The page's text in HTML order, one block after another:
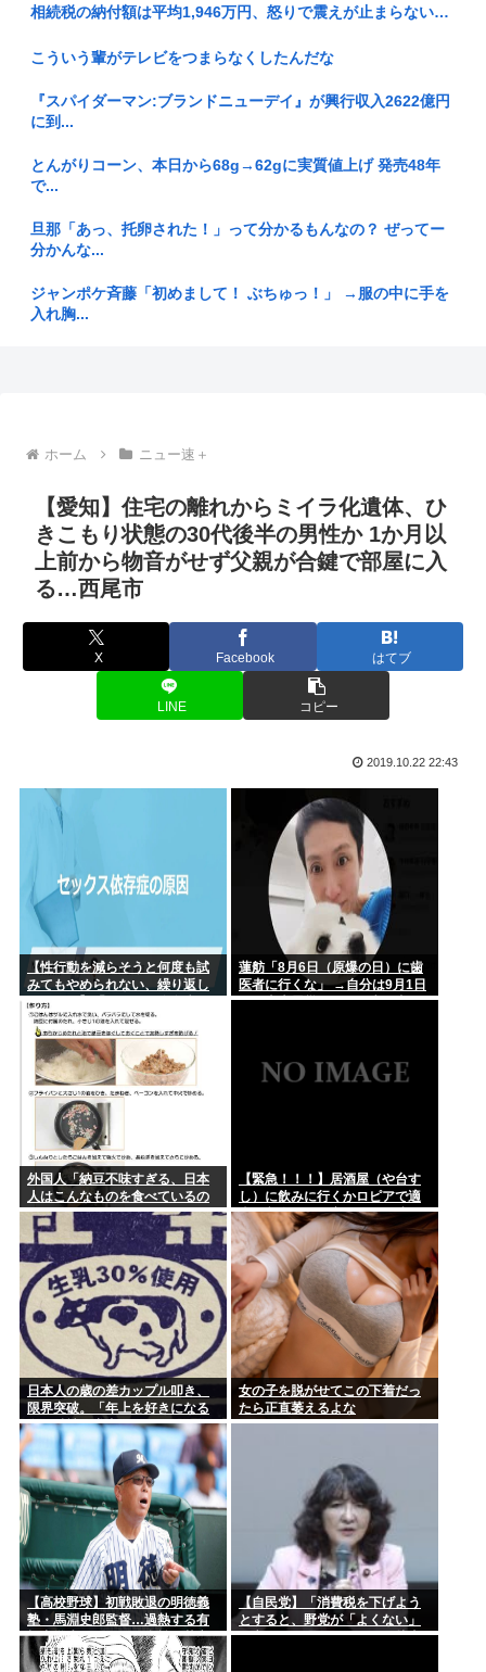
クロンボさん、突然サッカーで投身自殺
【悲報】ちいかわ映画版、内容がハードすぎる
核ミサイルを間違えて相手国にぶち込んでしまった場合の和平
交渉って
田舎の祖父「うちはイタチが入ってくるから窓閉めろ」←これ
【厚労省】日本生まれの外国人、24年に2.2万人 出生数全体の
3...
台湾が熊本に手厚い支援、日本で「日本政府より愛を感じる」
「いっそ...
【16日頃から日本列島がほぼ真っ赤…気象庁が高温に関する
畑に2層DVD-RW吊るさないで
蓮舫「蓮舫だから叩いていいという報道が何度もあった」 X民
「高市...
NHK「JAPの間で【原爆はウソ】【放射線の被害は無かっ
た】とい...
相続税の納付額は平均1,946万円、怒りで震えが止まらない…
こういう輩がテレビをつまらなくしたんだな
『スパイダーマン:ブランドニューデイ』が興行収入2622億円
に到...
とんがりコーン、本日から68g→62gに実質値上げ 発売48年
で...
旦那「あっ、托卵された！」って分かるもんなの？ ぜってー
分かんな...
ジャンポケ斉藤「初めまして！ ぶちゅっ！」 →服の中に手を
入れ胸...
高級車さん、ちょっと駐車位置をはみ出しただけで晒される
立川志らく、ひろゆき氏の「すべてのジャンルはマニアがつぶ
す」に完...
共働き夫婦「世帯年収1000万だけど東京じゃマイホームが買
えませ...
結局ドラム式洗濯機否定派って時給が安いだけなんだよな
新井監督「ゾンビタバコやった奴は全員ぶん殴って全部ぶっ壊
【画像】ファミマ45%増量中www
長瀬智也さんぶっ壊れる 利きタイヤを始めてしまう
高卒40代ニート歴20年 自分の日常をマンガにしたぞ
佐藤二朗、胸中吐露「”ほんとうのこと”を僕の口からは何ひと
つ言え...
ワイ、キオクシアのせいで人生めちゃくちゃ
【画像あり】11歳・小5女子、誕生日に食堂で肉じゃがや焼き
鮭や玉...
セブンイレブンのレジ、一部のアホのせいでこうなってしまう
乃木坂46・井上和、堂々の大河デビュー「美しい」「迫力あ
った」 ...
ホーム ニュー速＋
【愛知】住宅の離れからミイラ化遺体、ひ
きこもり状態の30代後半の男性か 1か月以
上前から物音がせず父親が合鍵で部屋に入
る…西尾市
X Facebook はてブ
LINE コピー
2019.10.22 22:43
【性行動を減らそうと何度も試
みてもやめられない、繰り返し
てしまう】「セクロス依存症」
蓮舫「8月6日（原爆の日）に歯
医者に行くな」 →自分は9月1日
（関東大震災の日）に歯医者に
外国人「納豆不味すぎる、日本
人はこんなものを食べているの
かい？」
【緊急！！！】居酒屋（や台す
し）に飲みに行くかロピアで適
当に刺身買って家で飲むか迷っ
てる
日本人の歳の差カップル叩き、
限界突破。「年上を好きになる
女は精神異常者」
女の子を脱がせてこの下着だっ
たら正直萎えるよな
【高校野球】初戦敗退の明徳義
塾・馬淵史郎監督…過熱する有
望中学生のスカウト合戦に苦言
「高校野球が衰退していく」
【自民党】「消費税を下げよう
とすると、野党が「よくない」
と言うのが理解できない」片山